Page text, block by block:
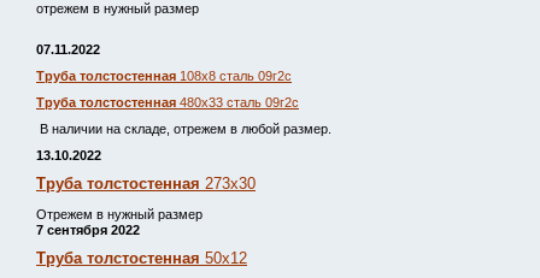
отрежем в нужный размер
07.11.2022
Труба толстостенная 108х8 сталь 09г2с
Труба толстостенная 480х33 сталь 09г2с
В наличии на складе, отрежем в любой размер.
13.10.2022
Труба толстостенная 273х30
Отрежем в нужный размер
7 сентября 2022
Труба толстостенная 50х12